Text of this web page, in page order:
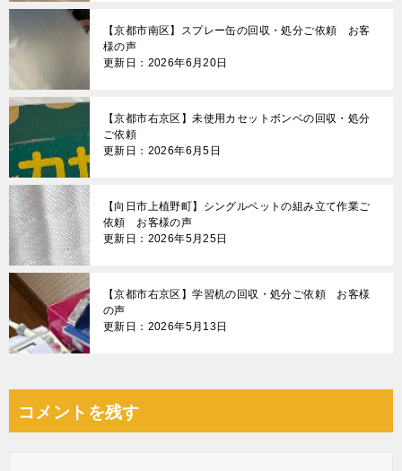
【京都市南区】スプレー缶の回収・処分ご依頼 お客
様の声
更新日：2026年6月20日
【京都市右京区】未使用カセットボンベの回収・処分
ご依頼
更新日：2026年6月5日
【向日市上植野町】シングルベットの組み立て作業ご
依頼 お客様の声
更新日：2026年5月25日
【京都市右京区】学習机の回収・処分ご依頼 お客様
の声
更新日：2026年5月13日
コメントを残す